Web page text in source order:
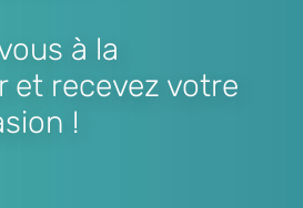
à la
et recevez votre
!